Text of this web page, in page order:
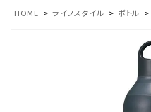
HOME ライフスタイル ボトル